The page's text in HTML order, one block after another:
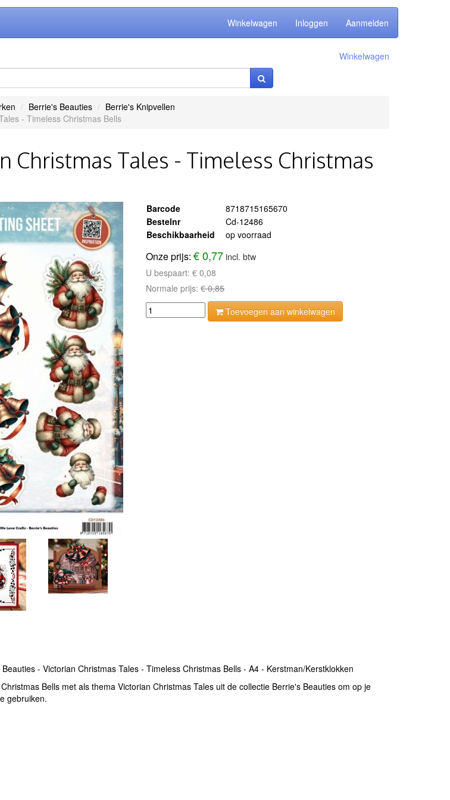
Winkelwagen Inloggen Aanmelden
Winkelwagen
Berrie's Beauties
Berrie's Knipvellen
- Timeless Christmas Bells
Christmas Tales - Timeless Christmas
Barcode
8718715165670
Bestelnr
Cd-12486
Beschikbaarheid
op voorraad
Onze prijs:€ 0,77 incl. btw
U bespaart:€ 0,08
Normale prijs:€ 0,85
Toevoegen aan winkelwagen
- Victorian Christmas Tales - Timeless Christmas Bells - A4 - Kerstman/Kerstklokken
Bells met als thema Victorian Christmas Tales uit de collectie Berrie's Beauties om op je
gebruiken.